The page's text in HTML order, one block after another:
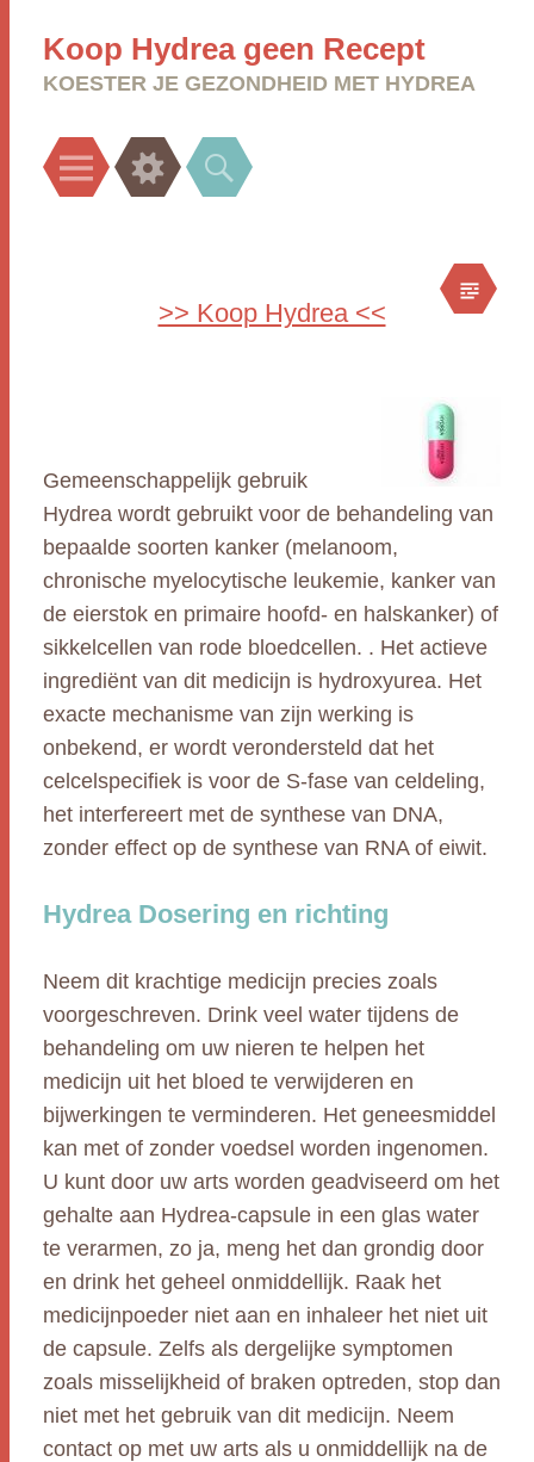
Koop Hydrea geen Recept
KOESTER JE GEZONDHEID MET HYDREA
Menu Widgets Search
>> Koop Hydrea <<
Gemeenschappelijk gebruik
Hydrea wordt gebruikt voor de behandeling van
bepaalde soorten kanker (melanoom,
chronische myelocytische leukemie, kanker van
de eierstok en primaire hoofd- en halskanker) of
sikkelcellen van rode bloedcellen. . Het actieve
ingrediënt van dit medicijn is hydroxyurea. Het
exacte mechanisme van zijn werking is
onbekend, er wordt verondersteld dat het
celcelspecifiek is voor de S-fase van celdeling,
het interfereert met de synthese van DNA,
zonder effect op de synthese van RNA of eiwit.
Hydrea Dosering en richting
Neem dit krachtige medicijn precies zoals
voorgeschreven. Drink veel water tijdens de
behandeling om uw nieren te helpen het
medicijn uit het bloed te verwijderen en
bijwerkingen te verminderen. Het geneesmiddel
kan met of zonder voedsel worden ingenomen.
U kunt door uw arts worden geadviseerd om het
gehalte aan Hydrea-capsule in een glas water
te verarmen, zo ja, meng het dan grondig door
en drink het geheel onmiddellijk. Raak het
medicijnpoeder niet aan en inhaleer het niet uit
de capsule. Zelfs als dergelijke symptomen
zoals misselijkheid of braken optreden, stop dan
niet met het gebruik van dit medicijn. Neem
contact op met uw arts als u onmiddellijk na de